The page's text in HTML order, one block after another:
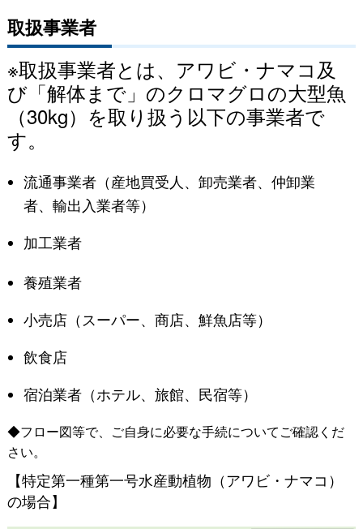
取扱事業者
※取扱事業者とは、アワビ・ナマコ及
び「解体まで」のクロマグロの大型魚
（30kg）を取り扱う以下の事業者で
す。
流通事業者（産地買受人、卸売業者、仲卸業
者、輸出入業者等）
加工業者
養殖業者
小売店（スーパー、商店、鮮魚店等）
飲食店
宿泊業者（ホテル、旅館、民宿等）
◆フロー図等で、ご自身に必要な手続についてご確認くだ
さい。
【特定第一種第一号水産動植物（アワビ・ナマコ）
の場合】